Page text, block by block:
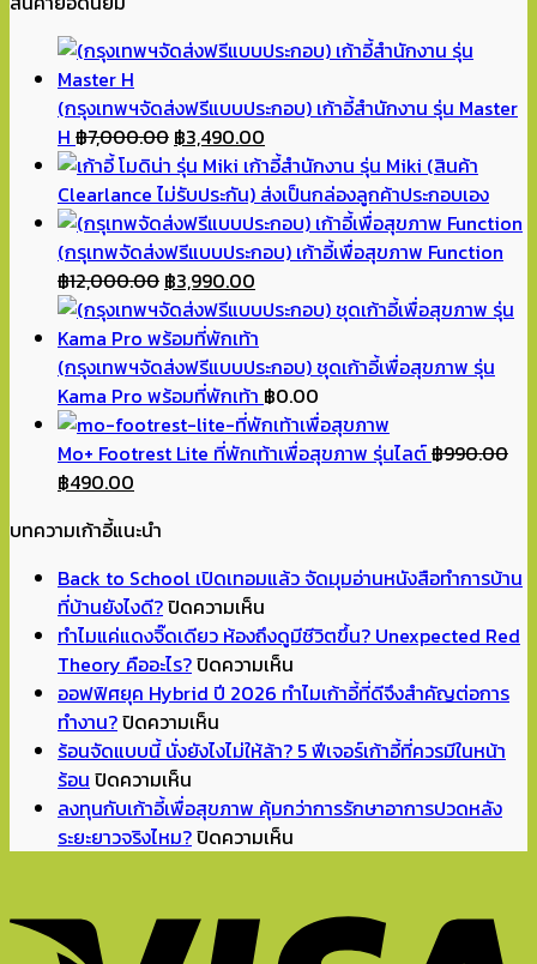
(กรุงเทพฯจัดส่งฟรีแบบประกอบ) เก้าอี้สำนักงาน รุ่น Master
H ฿7,000.00 Original
price
was:
฿7,000.00.
฿3,490.00
price
is:
฿3,490.00.
เก้าอี้สำนักงาน รุ่น Miki (สินค้า
Clearlance ไม่รับประกัน) ส่งเป็นกล่องลูกค้าประกอบเอง
(กรุเทพจัดส่งฟรีแบบประกอบ) เก้าอี้เพื่อสุขภาพ Function
฿12,000.00 Original
price
was:
฿12,000.00.
฿3,990.00
price
is:
฿3,990.00.
(กรุงเทพฯจัดส่งฟรีแบบประกอบ) ชุดเก้าอี้เพื่อสุขภาพ รุ่น
Kama Pro พร้อมที่พักเท้า ฿0.00
Mo+ Footrest Lite ที่พักเท้าเพื่อสุขภาพ รุ่นไลต์฿990.00
Original
was:
฿990.00.
฿490.00
is:
฿490.00.
บทความเก้าอี้แนะนำ
Back to School เปิดเทอมแล้ว จัดมุมอ่านหนังสือทำการบ้าน
ที่บ้านยังไงดี?ปิดความเห็น
Back
to
School
เทอม
จัด
มุม
ทำการ
บ้าน
ทำไมแค่แดงจิ๊ดเดียว ห้องถึงดูมีชีวิตขึ้น? Unexpected Red
Theory คืออะไร?ปิดความเห็น
ทำไม
แดง
เดียว
มี
ชีวิต
ออฟฟิศยุค Hybrid ปี 2026 ทำไมเก้าอี้ที่ดีจึงสำคัญต่อการ
ทำงาน?ปิดความเห็น
ออฟฟิศ
Hybrid
ปี
เก้าอี้
ร้อนจัดแบบนี้ นั่งยังไงไม่ให้ล้า? 5 ฟีเจอร์เก้าอี้ที่ควรมีในหน้า
ร้อน ปิดความเห็น
ร้อน
จัด
นั่ง
ยัง
ลงทุนกับเก้าอี้เพื่อสุขภาพ คุ้มกว่าการรักษาอาการปวดหลัง
ระยะยาวจริงไหม?ปิดความเห็น
เก้าอี้